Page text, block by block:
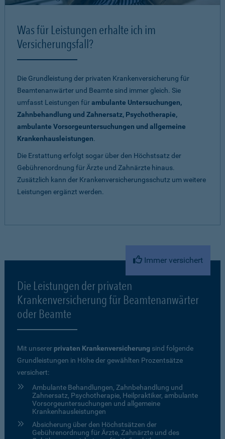
Was für Leistungen erhalte ich im
Versicherungsfall?
Die Grundleistung der privaten Krankenversicherung für
Beamtenanwärter und Beamte sind immer gleich. Sie
umfasst Leistungen fürambulante Untersuchungen,
Zahnbehandlung und Zahnersatz, Psychotherapie,
ambulante Vorsorgeuntersuchungen und allgemeine
Krankenhausleistungen.
Die Erstattung erfolgt sogar über den Höchstsatz der
Gebührenordnung für Ärzte und Zahnärzte hinaus.
Zusätzlich kann der Krankenversicherungsschutz um weitere
Leistungen ergänzt werden.
Immer versichert
Die Leistungen der privaten
Krankenversicherung für Beamtenanwärter
oder Beamte
Mit unserer privaten Krankenversicherung sind folgende
Grundleistungen in Höhe der gewählten Prozentsätze
versichert:
Ambulante Behandlungen, Zahnbehandlung und
Zahnersatz, Psychotherapie, Heilpraktiker, ambulante
Vorsorgeuntersuchungen und allgemeine
Krankenhausleistungen
Absicherung über den Höchstsätzen der
Gebührenordnung für Ärzte, Zahnärzte und des